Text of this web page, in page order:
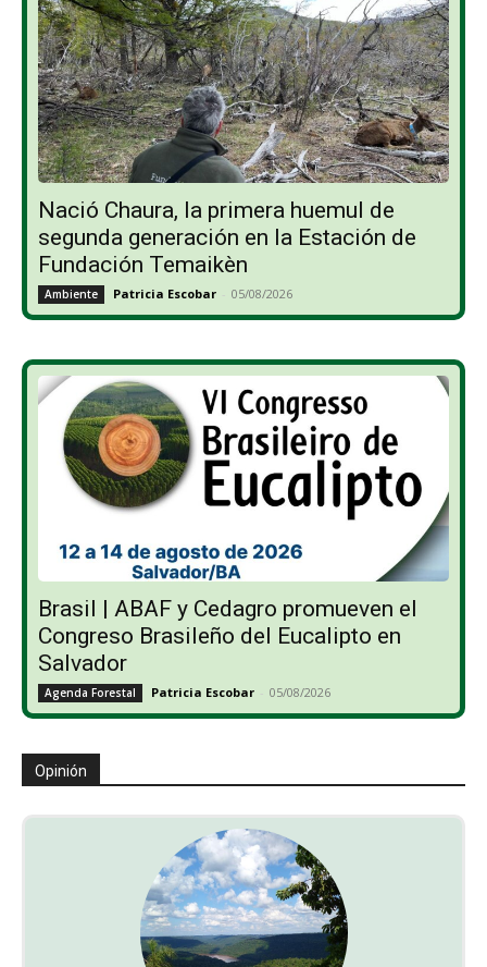
Nació Chaura, la primera huemul de
segunda generación en la Estación de
Fundación Temaikèn
Ambiente Patricia Escobar - 05/08/2026
Brasil | ABAF y Cedagro promueven el
Congreso Brasileño del Eucalipto en
Salvador
Agenda Forestal Patricia Escobar - 05/08/2026
Opinión